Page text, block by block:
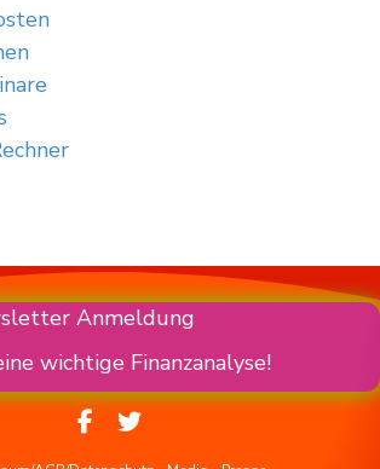
Anmeldung
wichtige Finanzanalyse!